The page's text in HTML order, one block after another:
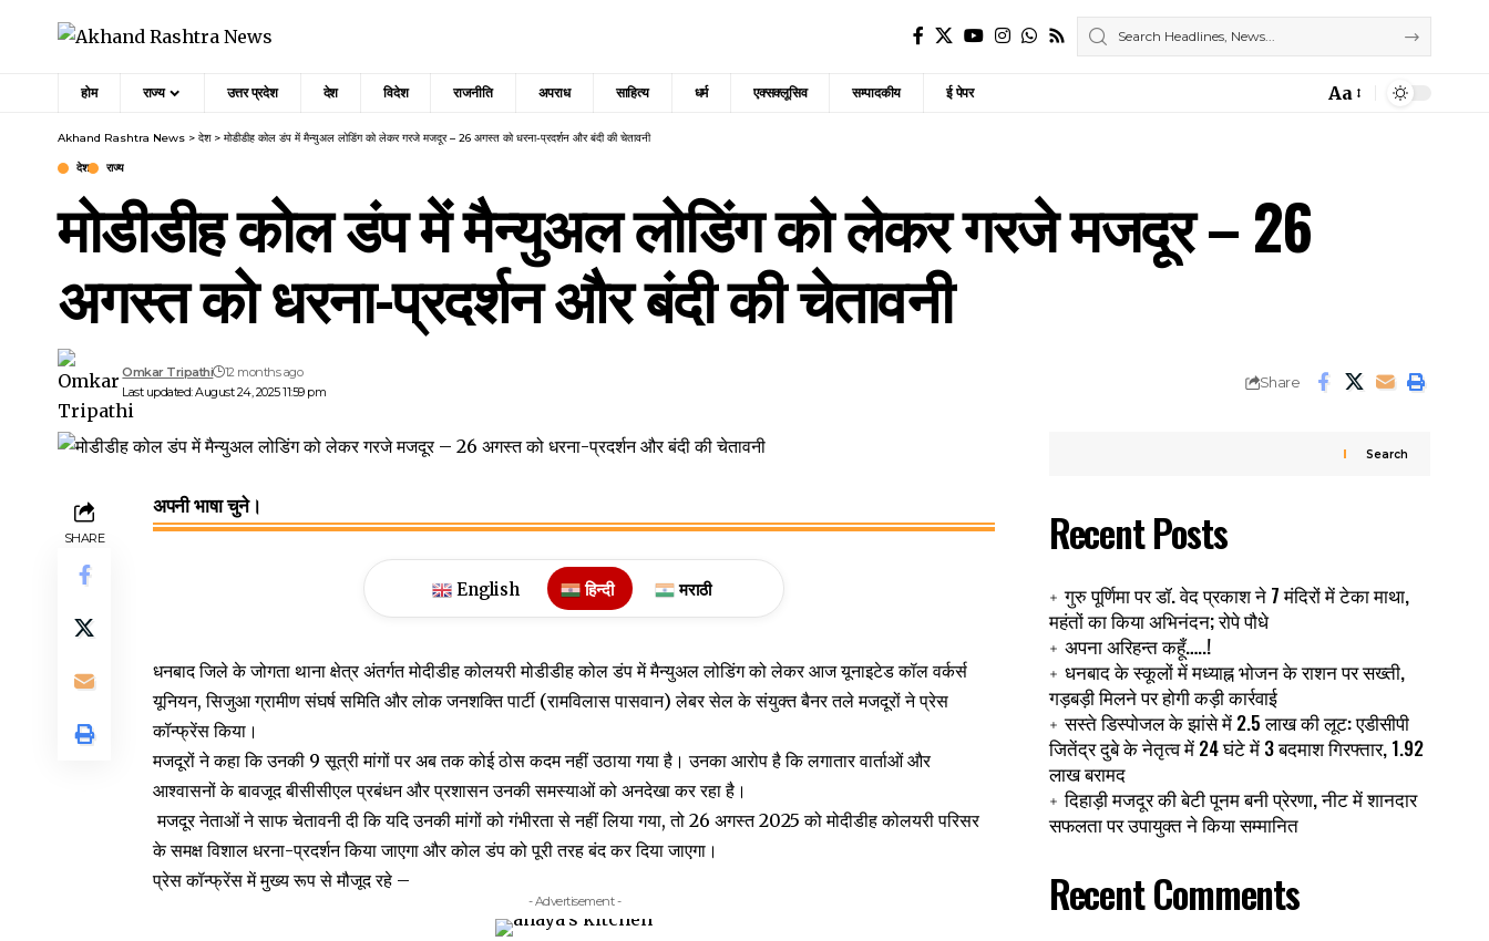
होम राज्य उत्तर प्रदेश देश विदेश राजनीति अपराध साहित्य धर्म एक्सक्लूसिव सम्पादकीय ई पेपर
Font
Aa
Akhand Rashtra News > देश> मोडीडीह कोल डंप में मैन्युअल लोडिंग को लेकर गरजे मजदूर – 26 अगस्त को धरना-प्रदर्शन और बंदी की चेतावनी
देश राज्य
मोडीडीह कोल डंप में मैन्युअल लोडिंग को लेकर गरजे मजदूर – 26
अगस्त को धरना-प्रदर्शन और बंदी की चेतावनी
Last updated: August 24, 2025 11:59 pm
Omkar Tripathi 12 months ago
Share
SHARE
अपनी भाषा चुने।
English हिन्दी मराठी
धनबाद जिले के जोगता थाना क्षेत्र अंतर्गत मोदीडीह कोलयरी मोडीडीह कोल डंप में मैन्युअल लोडिंग को लेकर आज यूनाइटेड कॉल वर्कर्स
यूनियन, सिजुआ ग्रामीण संघर्ष समिति और लोक जनशक्ति पार्टी (रामविलास पासवान) लेबर सेल के संयुक्त बैनर तले मजदूरों ने प्रेस
कॉन्फ्रेंस किया।
मजदूरों ने कहा कि उनकी 9 सूत्री मांगों पर अब तक कोई ठोस कदम नहीं उठाया गया है। उनका आरोप है कि लगातार वार्ताओं और
आश्वासनों के बावजूद बीसीसीएल प्रबंधन और प्रशासन उनकी समस्याओं को अनदेखा कर रहा है।
मजदूर नेताओं ने साफ चेतावनी दी कि यदि उनकी मांगों को गंभीरता से नहीं लिया गया, तो 26 अगस्त 2025 को मोदीडीह कोलयरी परिसर
के समक्ष विशाल धरना-प्रदर्शन किया जाएगा और कोल डंप को पूरी तरह बंद कर दिया जाएगा।
प्रेस कॉन्फ्रेंस में मुख्य रूप से मौजूद रहे –
- Advertisement -
Search
Recent Posts
गुरु पूर्णिमा पर डॉ. वेद प्रकाश ने 7 मंदिरों में टेका माथा,
महंतों का किया अभिनंदन; रोपे पौधे
अपना अरिहन्त कहूँ…..!
धनबाद के स्कूलों में मध्याह्न भोजन के राशन पर सख्ती,
गड़बड़ी मिलने पर होगी कड़ी कार्रवाई
सस्ते डिस्पोजल के झांसे में 2.5 लाख की लूट: एडीसीपी
जितेंद्र दुबे के नेतृत्व में 24 घंटे में 3 बदमाश गिरफ्तार, 1.92
लाख बरामद
दिहाड़ी मजदूर की बेटी पूनम बनी प्रेरणा, नीट में शानदार
सफलता पर उपायुक्त ने किया सम्मानित
Recent Comments